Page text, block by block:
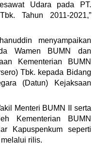
Udara pada PT.
Tahun 2011-2021,”
menyampaikan
Wamen BUMN dan
Kementerian BUMN
Tbk. kepada Bidang
(Datun) Kejaksaan
Menteri BUMN II serta
Kementerian BUMN
Kapuspenkum seperti
rilis.